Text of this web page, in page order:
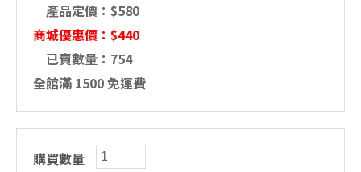
產品定價：$580
商城優惠價：$440
已賣數量：754
全館滿 1500 免運費
購買數量